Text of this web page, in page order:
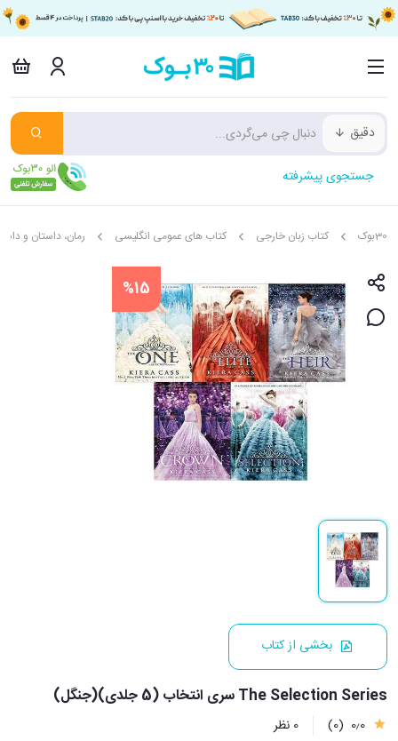
دقیق
جستجوی پیشرفته
30بوک کتاب زبان خارجی کتاب های عمومی انگلیسی رمان، داستان و
%15
بخشی از کتاب
The Selection Series سری انتخاب (5 جلدی)(جنگل)
0٫0 (0) 0 نظر